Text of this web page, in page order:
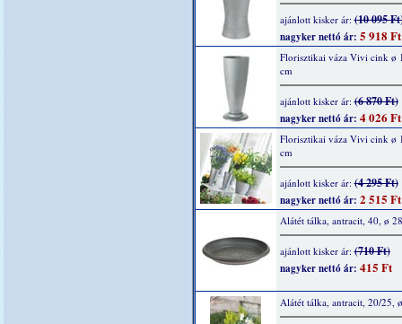
ajánlott kisker ár:(10 095
nagyker nettó ár: 5 918 Ft
Florisztikai váza Vivi cink ø
cm
ajánlott kisker ár:(6 870 Ft)
nagyker nettó ár: 4 026 Ft
Florisztikai váza Vivi cink ø
cm
ajánlott kisker ár:(4 295 Ft)
nagyker nettó ár: 2 515 Ft
Alátét tálka, antracit, 40, ø
ajánlott kisker ár:(710 Ft)
nagyker nettó ár: 415 Ft
Alátét tálka, antracit, 20/25,